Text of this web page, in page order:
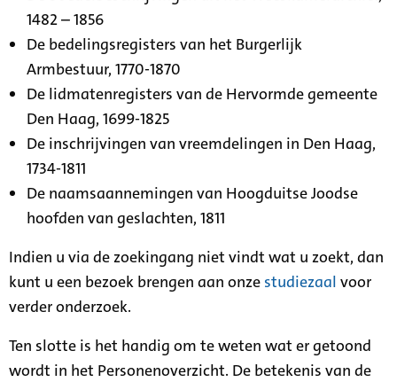
1482 – 1856
De bedelingsregisters van het Burgerlijk
Armbestuur, 1770-1870
De lidmatenregisters van de Hervormde gemeente
Den Haag, 1699-1825
De inschrijvingen van vreemdelingen in Den Haag,
1734-1811
De naamsaannemingen van Hoogduitse Joodse
hoofden van geslachten, 1811
Indien u via de zoekingang niet vindt wat u zoekt, dan
kunt u een bezoek brengen aan onze studiezaal voor
verder onderzoek.
Ten slotte is het handig om te weten wat er getoond
wordt in het Personenoverzicht. De betekenis van de